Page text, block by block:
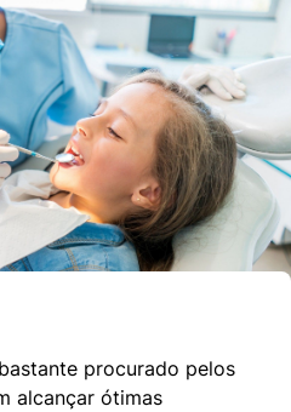
procurado pelos
alcançar ótimas